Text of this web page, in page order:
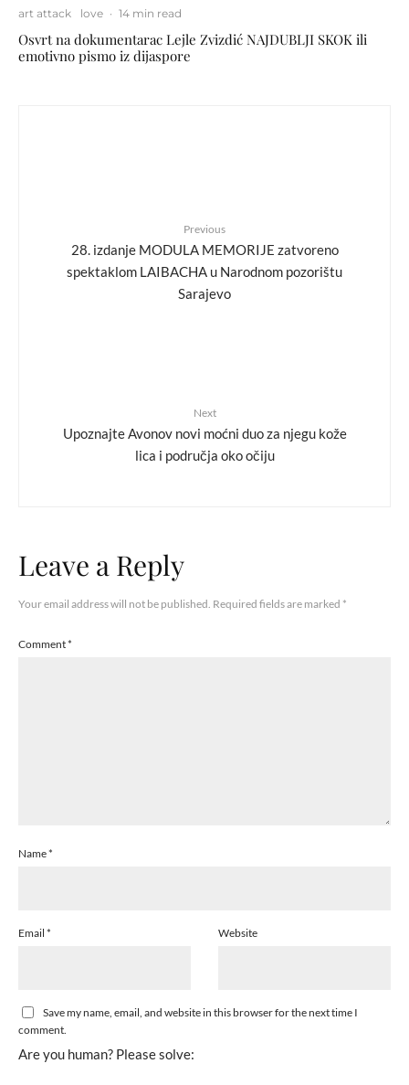
art attack love · 14 min read
Osvrt na dokumentarac Lejle Zvizdić NAJDUBLJI SKOK ili
emotivno pismo iz dijaspore
Previous
28. izdanje MODULA MEMORIJE zatvoreno
spektaklom LAIBACHA u Narodnom pozorištu
Sarajevo
Next
Upoznajte Avonov novi moćni duo za njegu kože
lica i područja oko očiju
Leave a Reply
Your email address will not be published. Required fields are marked *
Comment*
Name*
Email * Website
Save my name, email, and website in this browser for the next time I
comment.
Are you human? Please solve: